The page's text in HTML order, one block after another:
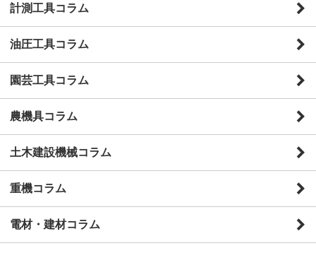
計測工具コラム
油圧工具コラム
園芸工具コラム
農機具コラム
土木建設機械コラム
重機コラム
電材・建材コラム